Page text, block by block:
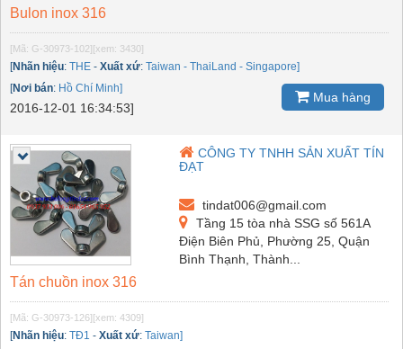
Bulon inox 316
[Mã: G-30973-102][xem: 3430]
[Nhãn hiệu: THE - Xuất xứ: Taiwan - ThaiLand - Singapore]
[Nơi bán: Hồ Chí Minh]
2016-12-01 16:34:53]
Mua hàng
CÔNG TY TNHH SẢN XUẤT TÍN
ĐẠT
tindat006@gmail.com
Tầng 15 tòa nhà SSG số 561A
Điện Biên Phủ, Phường 25, Quận
Bình Thạnh, Thành...
Tán chuồn inox 316
[Mã: G-30973-126][xem: 4309]
[Nhãn hiệu: TĐ1 - Xuất xứ: Taiwan]